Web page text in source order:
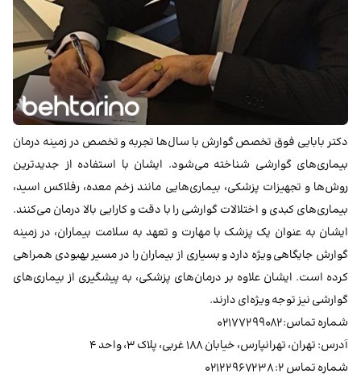
دکتر بابایی فوق تخصص گوارش با سال‌ها تجربه و تخصص در زمینه درمان
بیماری‌های گوارشی شناخته می‌شود. ایشان با استفاده از جدیدترین
روش‌ها و تجهیزات پزشکی، بیماری‌هایی مانند زخم معده، رفلاکس اسید،
بیماری‌های کبدی و اختلالات گوارشی را با دقت و کارایی بالا درمان می‌کنند.
ایشان به عنوان یک پزشک با مهارت و تعهد به سلامت بیماران، در زمینه
گوارش جایگاهی ویژه دارد و بسیاری از بیماران را در مسیر بهبودی همراهی
کرده است. ایشان علاوه بر درمان‌های پزشکی، به پیشگیری از بیماری‌های
گوارشی نیز توجه ویژه‌ای دارند.
شماره تماس: ۰۲۱۷۷۲۹۹۰۸۲
آدرس: تهران، تهرانپارس، خیابان ۱۸۸ غربی، پلاک ۳، واحد ۴
شماره تماس ۲: ۰۲۱۲۲۹۶۷۲۳۸